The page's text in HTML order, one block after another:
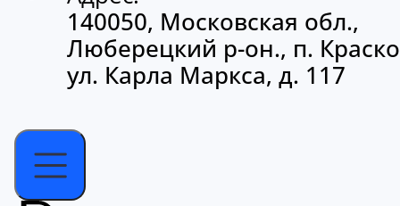
140050, Московская обл.,
Люберецкий р-он., п.
ул. Карла Маркса, д. 117